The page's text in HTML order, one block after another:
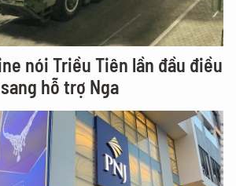
nói Triều Tiên lần đầu điều
hỗ trợ Nga